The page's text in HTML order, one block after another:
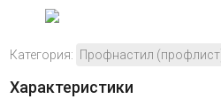
Категория: Профнастил
Характеристики